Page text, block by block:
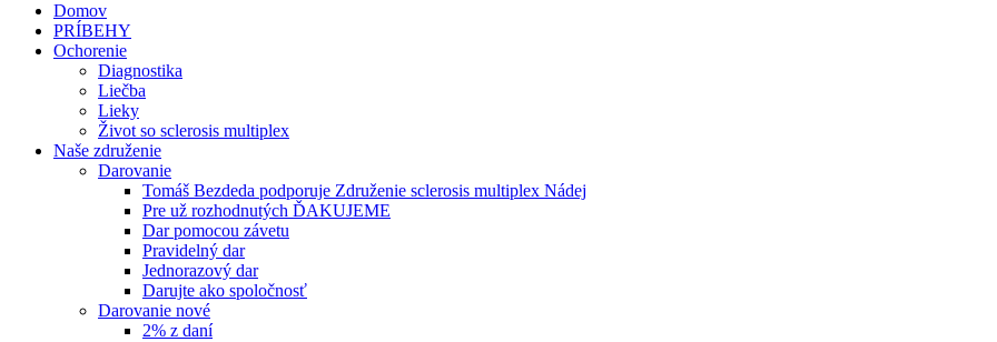
Domov
PRÍBEHY
Ochorenie
Diagnostika
Liečba
Lieky
Život so sclerosis multiplex
Naše združenie
Darovanie
Tomáš Bezdeda podporuje Združenie sclerosis multiplex Nádej
Pre už rozhodnutých ĎAKUJEME
Dar pomocou závetu
Pravidelný dar
Jednorazový dar
Darujte ako spoločnosť
Darovanie nové
2% z daní